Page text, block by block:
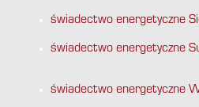
świadectwo energetyczne
świadectwo energetyczne
świadectwo energetyczne